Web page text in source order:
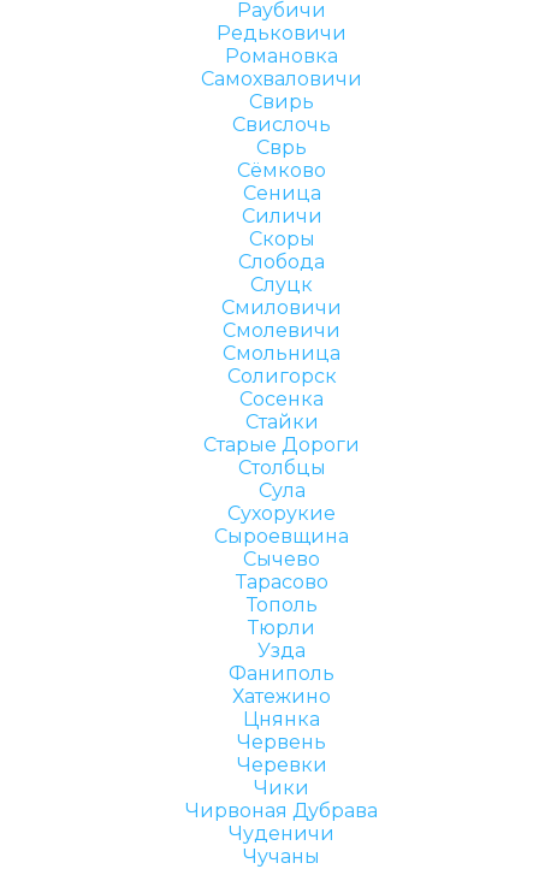
Раубичи
Редьковичи
Романовка
Самохваловичи
Свирь
Свислочь
Сврь
Сёмково
Сеница
Силичи
Скоры
Слобода
Слуцк
Смиловичи
Смолевичи
Смольница
Солигорск
Сосенка
Стайки
Старые Дороги
Столбцы
Сула
Сухорукие
Сыроевщина
Сычево
Тарасово
Тополь
Тюрли
Узда
Фаниполь
Хатежино
Цнянка
Червень
Черевки
Чики
Чирвоная Дубрава
Чуденичи
Чучаны